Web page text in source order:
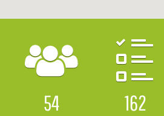
54 162